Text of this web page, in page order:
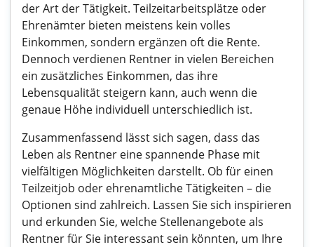
der Art der Tätigkeit. Teilzeitarbeitsplätze oder
Ehrenämter bieten meistens kein volles
Einkommen, sondern ergänzen oft die Rente.
Dennoch verdienen Rentner in vielen Bereichen
ein zusätzliches Einkommen, das ihre
Lebensqualität steigern kann, auch wenn die
genaue Höhe individuell unterschiedlich ist.
Zusammenfassend lässt sich sagen, dass das
Leben als Rentner eine spannende Phase mit
vielfältigen Möglichkeiten darstellt. Ob für einen
Teilzeitjob oder ehrenamtliche Tätigkeiten – die
Optionen sind zahlreich. Lassen Sie sich inspirieren
und erkunden Sie, welche Stellenangebote als
Rentner für Sie interessant sein könnten, um Ihre